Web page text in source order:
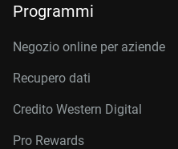
Programmi
Negozio online per aziende
Recupero dati
Credito Western Digital
Pro Rewards